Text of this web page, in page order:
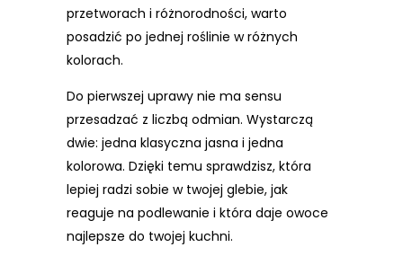
przetworach i różnorodności, warto
posadzić po jednej roślinie w różnych
kolorach.
Do pierwszej uprawy nie ma sensu
przesadzać z liczbą odmian. Wystarczą
dwie: jedna klasyczna jasna i jedna
kolorowa. Dzięki temu sprawdzisz, która
lepiej radzi sobie w twojej glebie, jak
reaguje na podlewanie i która daje owoce
najlepsze do twojej kuchni.